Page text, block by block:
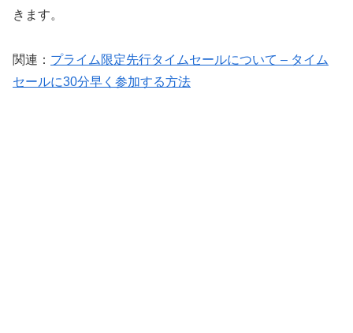
きます。
関連： プライム限定先行タイムセールについて – タイム
セールに30分早く参加する方法